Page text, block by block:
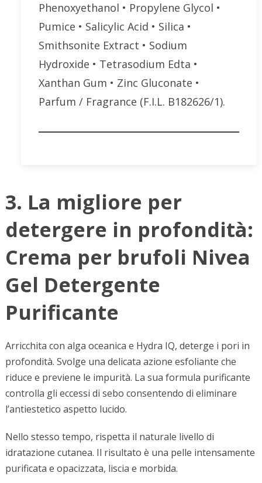
Phenoxyethanol • Propylene Glycol •
Pumice • Salicylic Acid • Silica •
Smithsonite Extract • Sodium
Hydroxide • Tetrasodium Edta •
Xanthan Gum • Zinc Gluconate •
Parfum / Fragrance (F.I.L. B182626/1).
3. La migliore per
detergere in profondità:
Crema per brufoli Nivea
Gel Detergente
Purificante
Arricchita con alga oceanica e Hydra IQ, deterge i pori in
profondità. Svolge una delicata azione esfoliante che
riduce e previene le impurità. La sua formula purificante
controlla gli eccessi di sebo consentendo di eliminare
l’antiestetico aspetto lucido.
Nello stesso tempo, rispetta il naturale livello di
idratazione cutanea. Il risultato è una pelle intensamente
purificata e opacizzata, liscia e morbida.